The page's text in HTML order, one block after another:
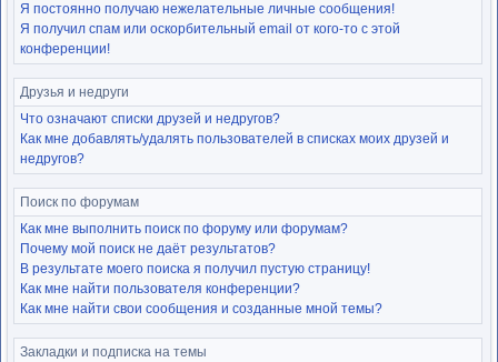
Я постоянно получаю нежелательные личные сообщения!
Я получил спам или оскорбительный email от кого-то с этой
конференции!
Друзья и недруги
Что означают списки друзей и недругов?
Как мне добавлять/удалять пользователей в списках моих друзей и
недругов?
Поиск по форумам
Как мне выполнить поиск по форуму или форумам?
Почему мой поиск не даёт результатов?
В результате моего поиска я получил пустую страницу!
Как мне найти пользователя конференции?
Как мне найти свои сообщения и созданные мной темы?
Закладки и подписка на темы